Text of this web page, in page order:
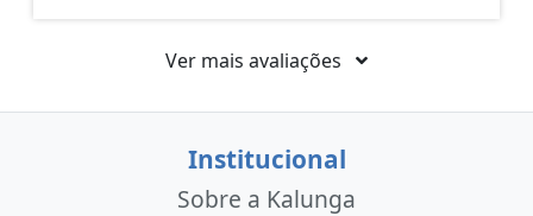
Ver mais avaliações
Institucional
Sobre a Kalunga